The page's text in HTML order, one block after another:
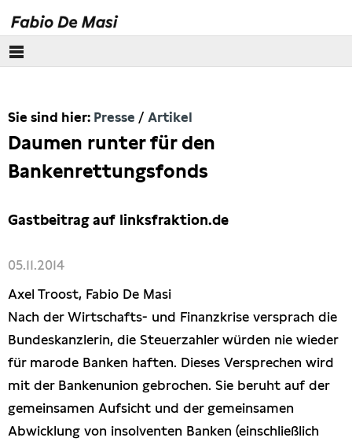
Europäisches Parlament
Themen
Presseschau
Publikationen
Sie sind hier: Presse Artikel
Daumen runter für den
Bankenrettungsfonds
Gastbeitrag auf linksfraktion.de
05.11.2014
Axel Troost, Fabio De Masi
Nach der Wirtschafts- und Finanzkrise versprach die
Bundeskanzlerin, die Steuerzahler würden nie wieder
für marode Banken haften. Dieses Versprechen wird
mit der Bankenunion gebrochen. Sie beruht auf der
gemeinsamen Aufsicht und der gemeinsamen
Abwicklung von insolventen Banken (einschließlich